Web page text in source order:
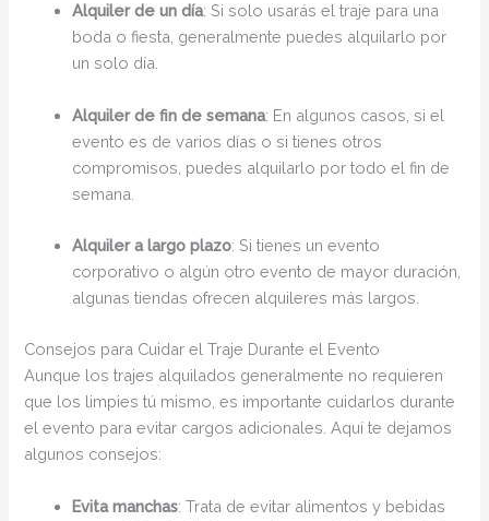
Alquiler de un día: Si solo usarás el traje para una
boda o fiesta, generalmente puedes alquilarlo por
un solo día.
Alquiler de fin de semana: En algunos casos, si el
evento es de varios días o si tienes otros
compromisos, puedes alquilarlo por todo el fin de
semana.
Alquiler a largo plazo: Si tienes un evento
corporativo o algún otro evento de mayor duración,
algunas tiendas ofrecen alquileres más largos.
Consejos para Cuidar el Traje Durante el Evento
Aunque los trajes alquilados generalmente no requieren
que los limpies tú mismo, es importante cuidarlos durante
el evento para evitar cargos adicionales. Aquí te dejamos
algunos consejos:
Evita manchas: Trata de evitar alimentos y bebidas